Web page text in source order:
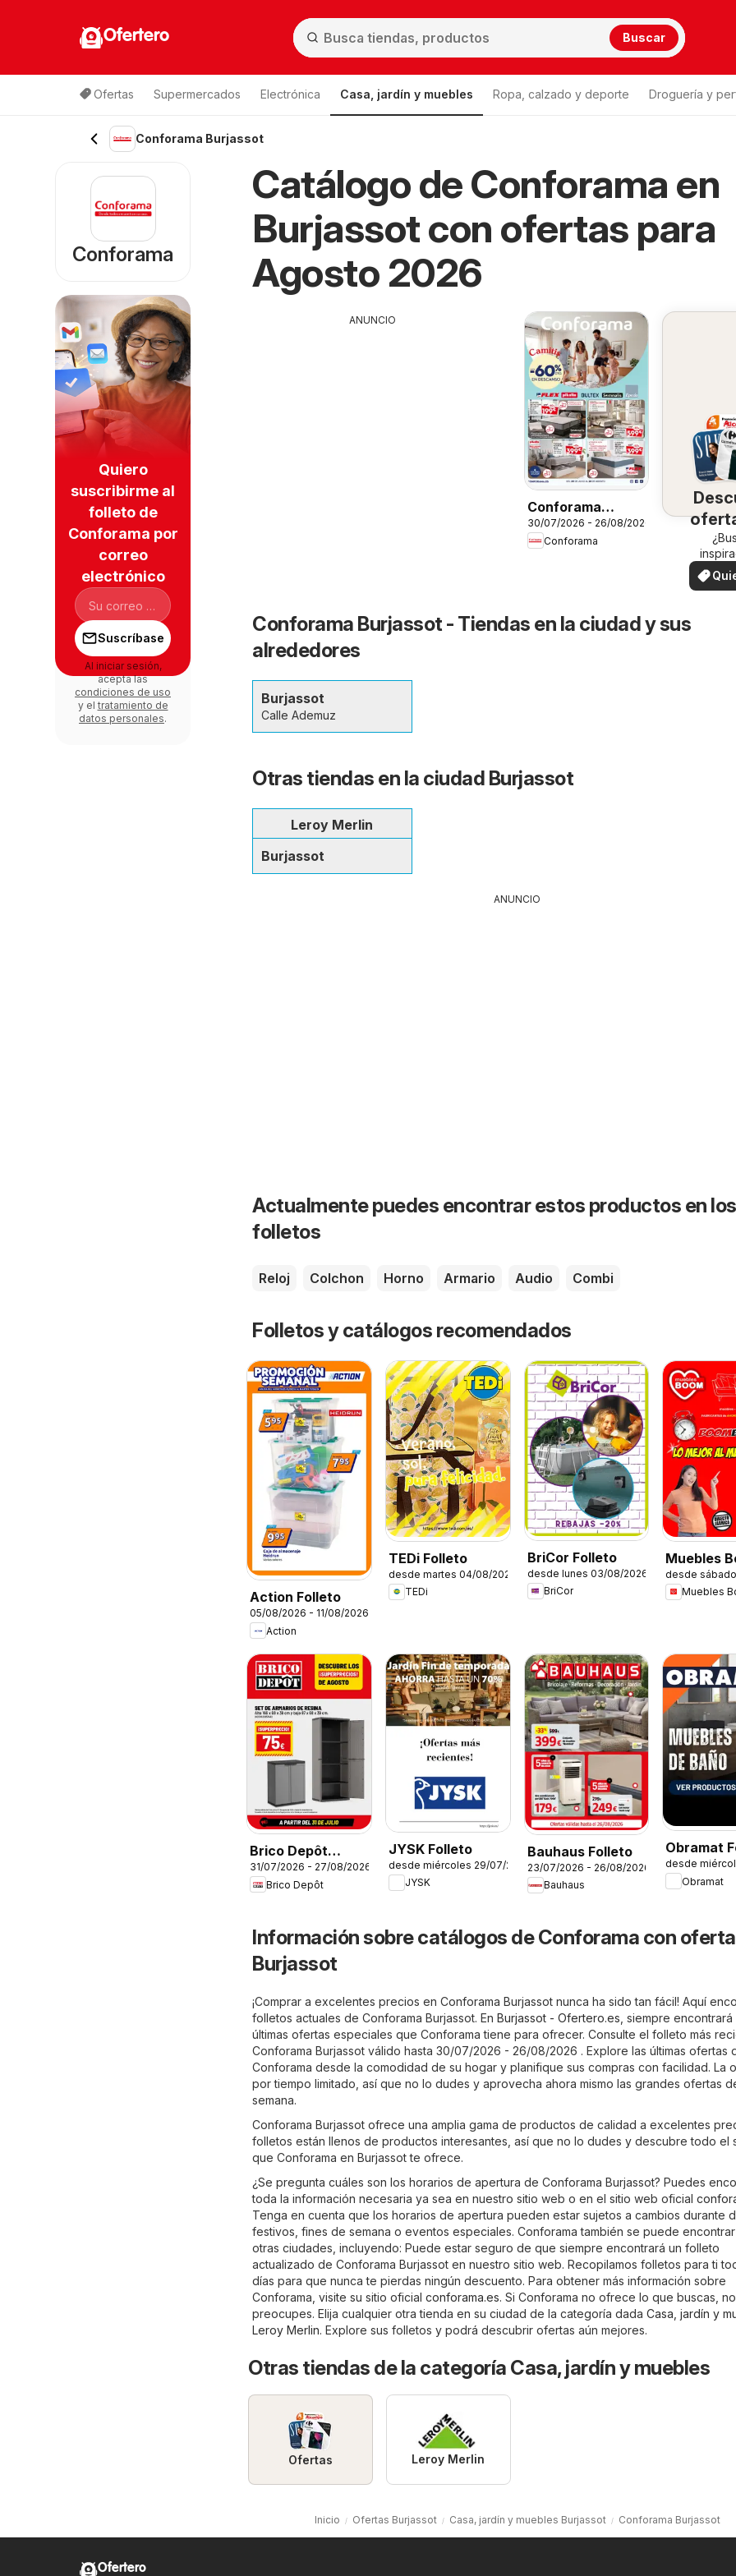
Ofertero Buscar
Ofertas Supermercados Electrónica Casa, jardín y muebles Ropa, calzado y deporte Droguería y
Conforama Burjassot
Catálogo de Conforama en
Burjassot con ofertas para
Agosto 2026
ANUNCIO
Conforama
Folleto
30/07/2026 - 26/08/2026
Conforama
su
¡Vea
en su
ver
Conforama Burjassot - Tiendas en la ciudad y sus
alrededores
Burjassot
Calle Ademuz
Otras tiendas en la ciudad Burjassot
Leroy Merlin
Burjassot
ANUNCIO
Actualmente puedes encontrar estos productos en los
folletos
Reloj Colchon Horno Armario Audio Combi
Folletos y catálogos recomendados
Action Folleto
05/08/2026 - 11/08/2026
Action
TEDi Folleto
desde martes 04/08/2026
TEDi
BriCor Folleto
desde lunes 03/08/2026
BriCor
Muebles
Folleto
desde
Muebles
Brico Depôt
Folleto
31/07/2026 - 27/08/2026
Brico Depôt
JYSK Folleto
desde miércoles 29/07/2026
JYSK
Bauhaus Folleto
23/07/2026 - 26/08/2026
Bauhaus
Obramat
Muebles
desde
Obramat
Información sobre catálogos de Conforama con
Burjassot
¡Comprar a excelentes precios en Conforama Burjassot nunca ha sido tan fácil! Aquí
folletos actuales de Conforama Burjassot. En Burjassot - Ofertero.es , siempre encontrará
últimas ofertas especiales que Conforama tiene para ofrecer. Consulte el folleto más
Conforama Burjassot válido hasta 30/07/2026 - 26/08/2026 . Explore las últimas ofertas
Conforama desde la comodidad de su hogar y planifique sus compras con facilidad. La
por tiempo limitado, así que no lo dudes y aprovecha ahora mismo las grandes ofertas
semana.
Conforama Burjassot ofrece una amplia gama de productos de calidad a excelentes
folletos están llenos de productos interesantes, así que no lo dudes y descubre todo el
que Conforama en Burjassot te ofrece.
¿Se pregunta cuáles son los horarios de apertura de Conforama Burjassot? Puedes
toda la información necesaria ya sea en nuestro sitio web o en el sitio web oficial
Tenga en cuenta que los horarios de apertura pueden estar sujetos a cambios durante
festivos, fines de semana o eventos especiales. Conforama también se puede
otras ciudades, incluyendo: Puede estar seguro de que siempre encontrará un folleto
actualizado de Conforama Burjassot en nuestro sitio web. Recopilamos folletos para ti
días para que nunca te pierdas ningún descuento. Para obtener más información sobre
Conforama, visite su sitio oficial conforama.es. Si Conforama no ofrece lo que buscas,
preocupes. Elija cualquier otra tienda en su ciudad de la categoría dada Casa, jardín y
Leroy Merlin. Explore sus folletos y podrá descubrir ofertas aún mejores.
Otras tiendas de la categoría Casa, jardín y muebles
Ofertas Leroy Merlin
Inicio Ofertas Burjassot Casa, jardín y muebles Burjassot Conforama Burjassot
Conforama
Quiero
suscribirme al
folleto de
Conforama por
correo
electrónico
Suscríbase
Al iniciar sesión,
acepta las
condiciones de uso
y el tratamiento de
datos personales.
Ofertero